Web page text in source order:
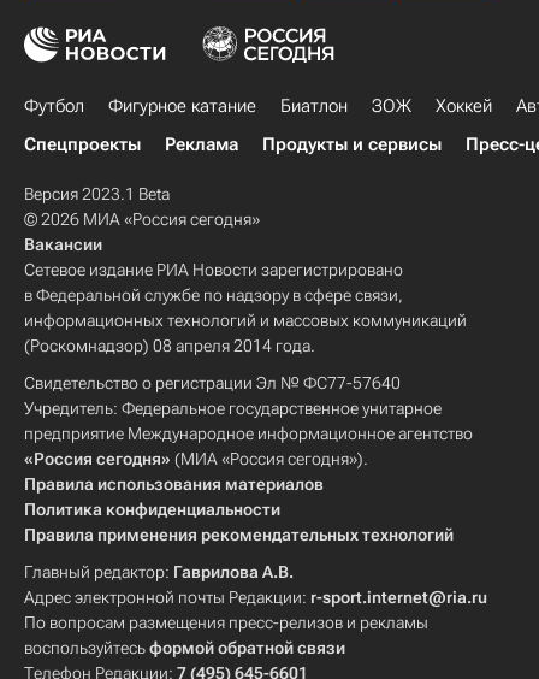
Футбол Фигурное катание Биатлон ЗОЖ Хоккей
Спецпроекты
Реклама Продукты и сервисы Пресс-
Версия 2023.1 Beta
© 2026 МИА «Россия сегодня»
Вакансии
Сетевое издание РИА Новости зарегистрировано
в Федеральной службе по надзору в сфере связи,
информационных технологий и массовых коммуникаций
(Роскомнадзор) 08 апреля 2014 года.
Свидетельство о регистрации Эл № ФС77-57640
Учредитель: Федеральное государственное унитарное
предприятие Международное информационное агентство
«Россия сегодня» (МИА «Россия сегодня»).
Правила использования материалов
Политика конфиденциальности
Правила применения рекомендательных технологий
Главный редактор: Гаврилова А.В.
Адрес электронной почты Редакции: r-sport.internet@ria.ru
По вопросам размещения пресс-релизов и рекламы
воспользуйтесьформой обратной связи
Телефон Редакции: 7 (495) 645-6601